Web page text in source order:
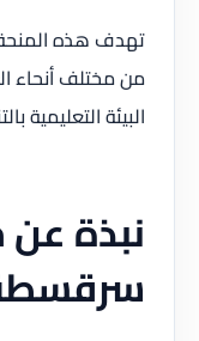
تهدف هذه
من مختلف أنحاء
البيئة التعليمية
نبذة